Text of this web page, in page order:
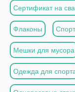
Сертификат на
Флаконы
Мешки для мусора
Одежда для